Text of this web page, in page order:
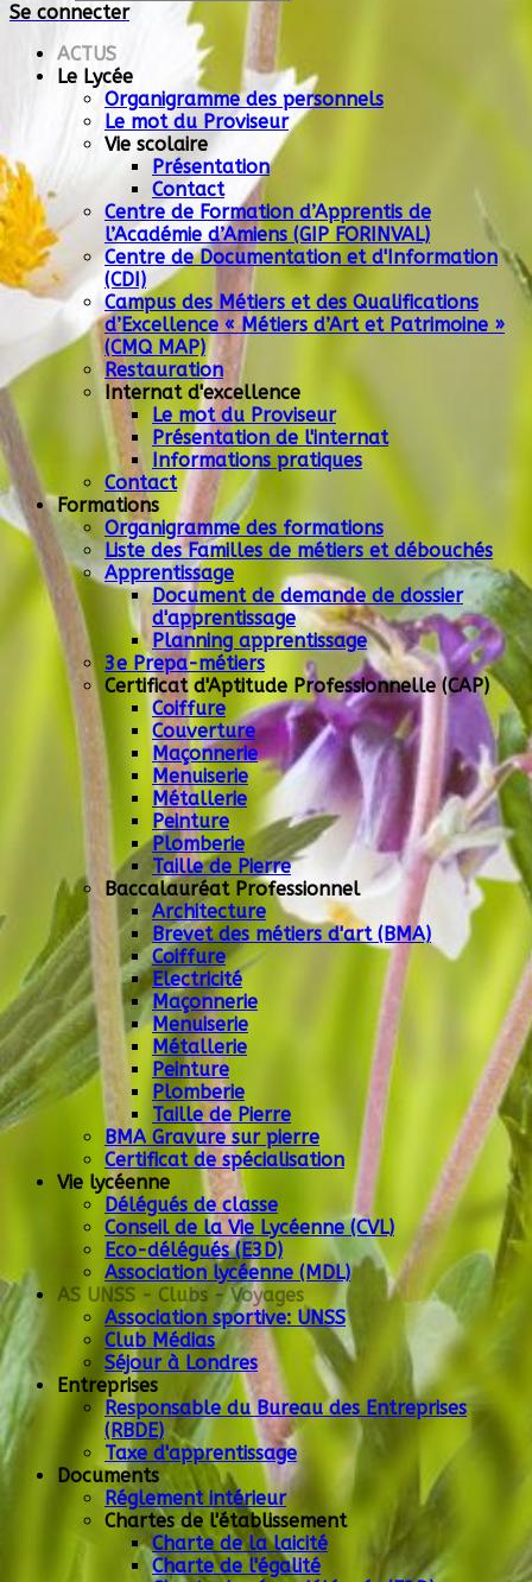
Type 2 or more
characters for results.
Se connecter
ACTUS
Le Lycée
Organigramme des personnels
Le mot du Proviseur
Vie scolaire
Présentation
Contact
Centre de Formation d’Apprentis de
l’Académie d’Amiens (GIP FORINVAL)
Centre de Documentation et d'Information
(CDI)
Campus des Métiers et des Qualifications
d’Excellence « Métiers d’Art et Patrimoine »
(CMQ MAP)
Restauration
Internat d'excellence
Le mot du Proviseur
Présentation de l'internat
Informations pratiques
Contact
Formations
Organigramme des formations
Liste des Familles de métiers et débouchés
Apprentissage
Document de demande de dossier
d'apprentissage
Planning apprentissage
3e Prepa-métiers
Certificat d'Aptitude Professionnelle (CAP)
Coiffure
Couverture
Maçonnerie
Menuiserie
Métallerie
Peinture
Plomberie
Taille de Pierre
Baccalauréat Professionnel
Architecture
Brevet des métiers d'art (BMA)
Coiffure
Electricité
Maçonnerie
Menuiserie
Métallerie
Peinture
Plomberie
Taille de Pierre
BMA Gravure sur pierre
Certificat de spécialisation
Vie lycéenne
Délégués de classe
Conseil de la Vie Lycéenne (CVL)
Eco-délégués (E3D)
Association lycéenne (MDL)
AS UNSS - Clubs - Voyages
Association sportive: UNSS
Club Médias
Séjour à Londres
Entreprises
Responsable du Bureau des Entreprises
(RBDE)
Taxe d'apprentissage
Documents
Réglement intérieur
Chartes de l'établissement
Charte de la laicité
Charte de l'égalité